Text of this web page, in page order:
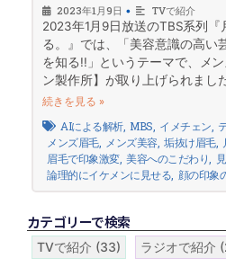
2023年1月9日 • TVで紹介
2023年1月9日放送のTBS系列『
る。』では、「美容意識の高い
を知る!!」というテーマで、メ
ン製作所】が取り上げられました
続きを見る »
AIによる解析, MBS イメチェン
メンズ眉毛, メンズ美容, 垢抜け眉毛,
眉毛で印象激変, 美容へのこだわり
論理的にイケメンに見せる 顔の印象
カテゴリーで検索
TVで紹介 (33) ラジオで紹介